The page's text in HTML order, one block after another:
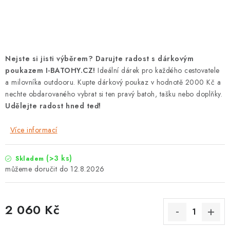
Nejste si jisti výběrem? Darujte radost s dárkovým
poukazem I-BATOHY.CZ! Ideální dárek pro každého cestovatele
a milovníka outdooru. Kupte dárkový poukaz v hodnotě 2000 Kč a
nechte obdarovaného vybrat si ten pravý batoh, tašku nebo doplňky.
Udělejte radost hned teď!
Více informací
Skladem (>3 ks)
12.8.2026
2 060 Kč